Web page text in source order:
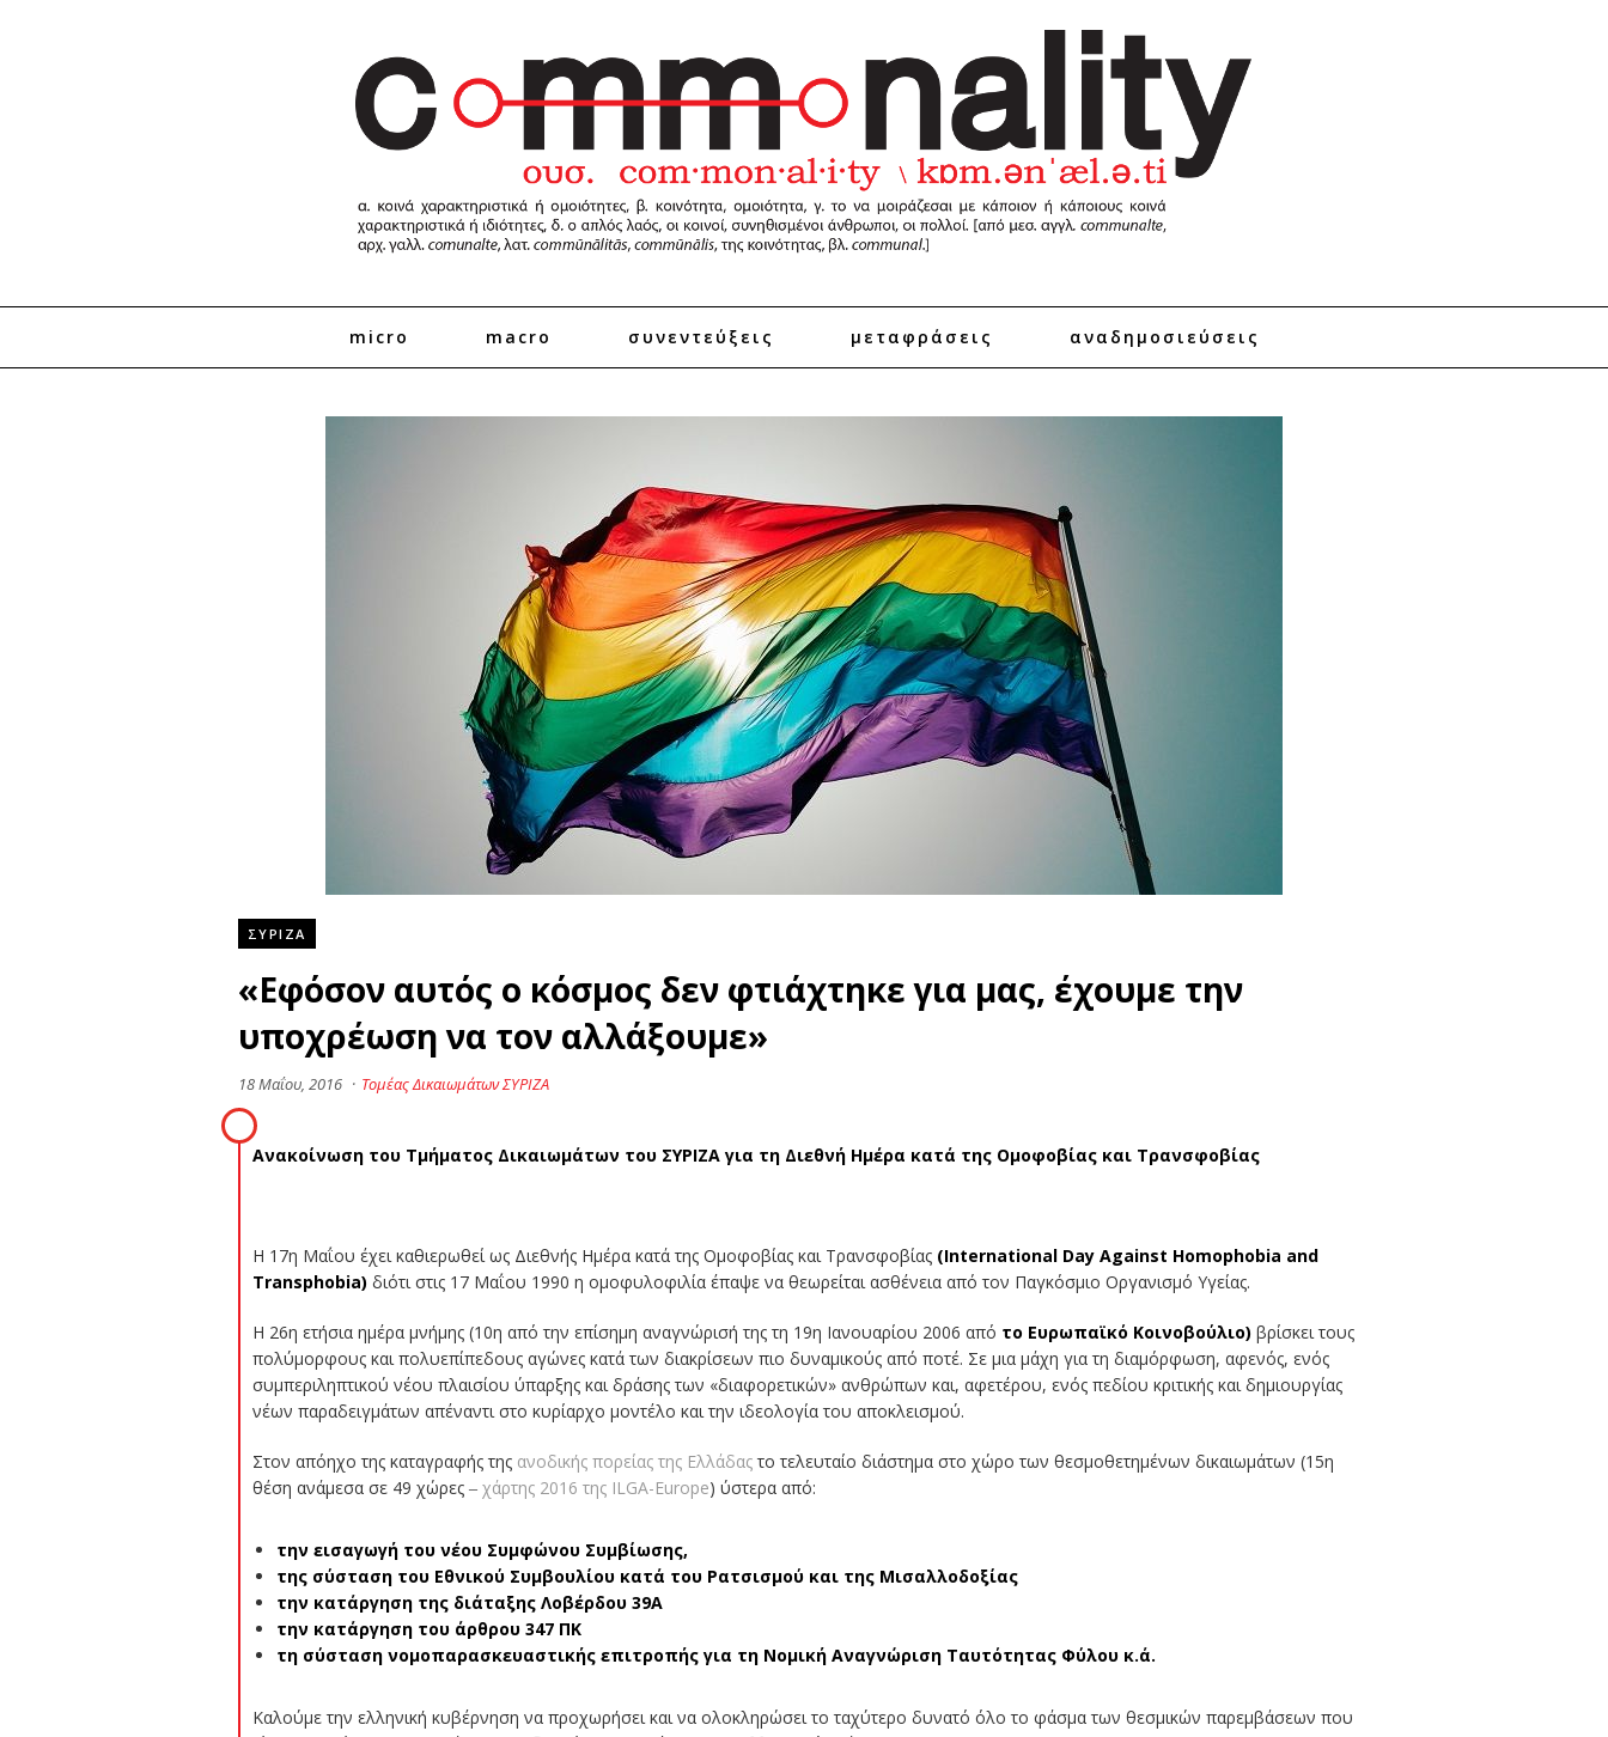
micro macro συνεντεύξεις μεταφράσεις αναδημοσιεύσεις
ΣΥΡΙΖΑ
«Εφόσον αυτός ο κόσμος δεν φτιάχτηκε για μας, έχουμε την
υποχρέωση να τον αλλάξουμε»
18 Μαΐου, 2016 · Τομέας Δικαιωμάτων ΣΥΡΙΖΑ
Ανακοίνωση του Τμήματος Δικαιωμάτων του ΣΥΡΙΖΑ για τη Διεθνή Ημέρα κατά της Ομοφοβίας και Τρανσφοβίας
Η 17η Μαΐου έχει καθιερωθεί ως Διεθνής Ημέρα κατά της Ομοφοβίας και Τρανσφοβίας (International Day Against Homophobia and
Transphobia) διότι στις 17 Μαΐου 1990 η ομοφυλοφιλία έπαψε να θεωρείται ασθένεια από τον Παγκόσμιο Οργανισμό Υγείας.
Η 26η ετήσια ημέρα μνήμης (10η από την επίσημη αναγνώρισή της τη 19η Ιανουαρίου 2006 από το Ευρωπαϊκό Κοινοβούλιο) βρίσκει τους
πολύμορφους και πολυεπίπεδους αγώνες κατά των διακρίσεων πιο δυναμικούς από ποτέ. Σε μια μάχη για τη διαμόρφωση, αφενός, ενός
συμπεριληπτικού νέου πλαισίου ύπαρξης και δράσης των «διαφορετικών» ανθρώπων και, αφετέρου, ενός πεδίου κριτικής και δημιουργίας
νέων παραδειγμάτων απέναντι στο κυρίαρχο μοντέλο και την ιδεολογία του αποκλεισμού.
Στον απόηχο της καταγραφής της ανοδικής πορείας της Ελλάδαςτο τελευταίο διάστημα στο χώρο των θεσμοθετημένων δικαιωμάτων (15η
θέση ανάμεσα σε 49 χώρες ‒ χάρτης 2016 της ILGA-Europe) ύστερα από:
την εισαγωγή του νέου Συμφώνου Συμβίωσης,
της σύσταση του Εθνικού Συμβουλίου κατά του Ρατσισμού και της Μισαλλοδοξίας
την κατάργηση της διάταξης Λοβέρδου 39Α
την κατάργηση του άρθρου 347 ΠΚ
τη σύσταση νομοπαρασκευαστικής επιτροπής για τη Νομική Αναγνώριση Ταυτότητας Φύλου κ.ά.
Καλούμε την ελληνική κυβέρνηση να προχωρήσει και να ολοκληρώσει το ταχύτερο δυνατό όλο το φάσμα των θεσμικών παρεμβάσεων που